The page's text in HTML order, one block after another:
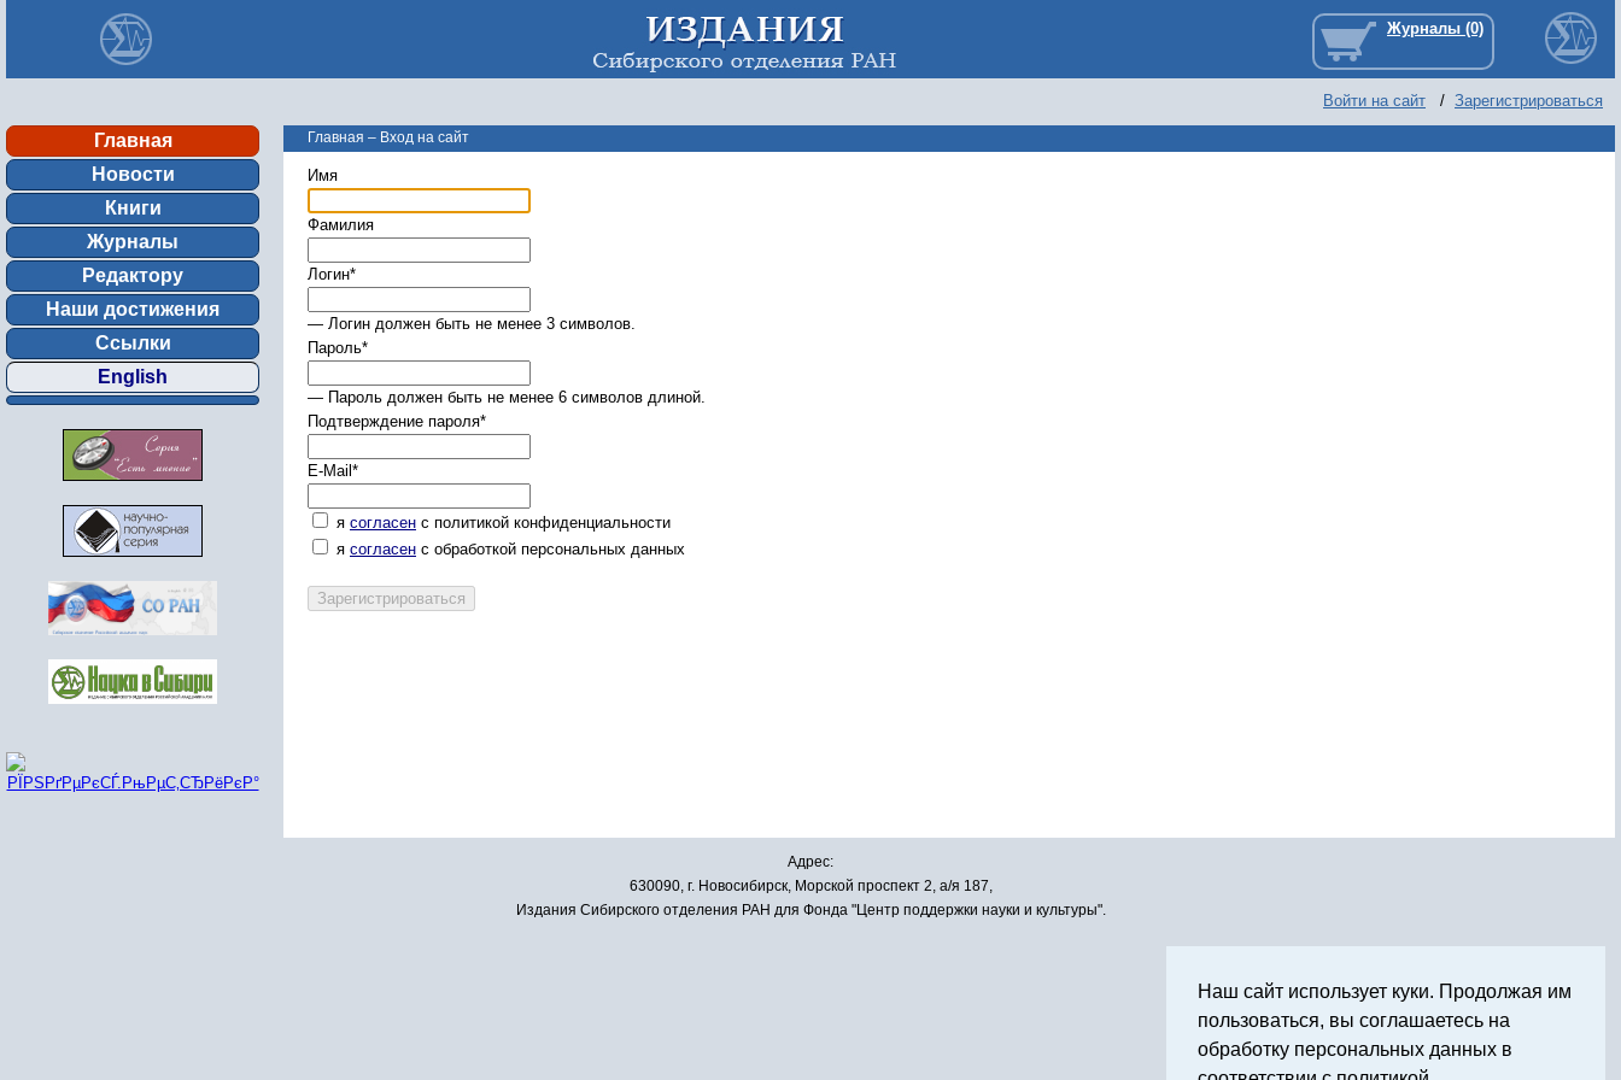
Войти на сайт / Зарегистрироваться
Главная
Новости
Книги
Журналы
Редактору
Наши достижения
Ссылки
English
Главная – Вход на сайт
Имя
Фамилия
Логин*
— Логин должен быть не менее 3 символов.
Пароль*
— Пароль должен быть не менее 6 символов длиной.
Подтверждение пароля*
E-Mail *
я согласен с политикой конфиденциальности
я согласен с обработкой персональных данных
Адрес:
630090, г. Новосибирск, Морской проспект 2, а/я 187,
Издания Сибирского отделения РАН для Фонда "Центр поддержки науки и культуры".
Наш сайт использует куки. Продолжая им
пользоваться, вы соглашаетесь на
обработку персональных данных в